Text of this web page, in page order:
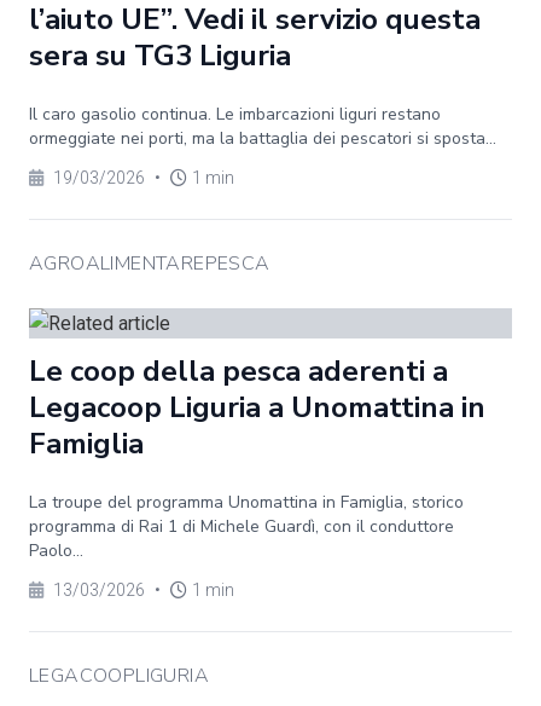
l’aiuto UE”. Vedi il servizio questa
sera su TG3 Liguria
Il caro gasolio continua. Le imbarcazioni liguri restano
ormeggiate nei porti, ma la battaglia dei pescatori si sposta...
19/03/2026 • 1 min
AGROALIMENTAREPESCA
Le coop della pesca aderenti a
Legacoop Liguria a Unomattina in
Famiglia
La troupe del programma Unomattina in Famiglia, storico
programma di Rai 1 di Michele Guardì, con il conduttore
Paolo...
13/03/2026 • 1 min
LEGACOOPLIGURIA